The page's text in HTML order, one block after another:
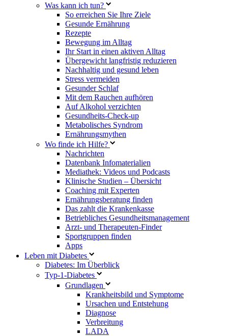
Was kann ich tun?
So erreichen Sie Ihre Ziele
Gesunde Ernährung
Rezepte
Bewegung im Alltag
Ihr Start in einen aktiven Alltag
Übergewicht langfristig reduzieren
Nachhaltig und gesund leben
Stress vermeiden
Gesunder Schlaf
Mit dem Rauchen aufhören
Auf Alkohol verzichten
Gesundheits-Check-up
Metabolisches Syndrom
Ernährungsmythen
Wo finde ich Hilfe?
Nachrichten
Datenbank Infomaterialien
Mediathek: Videos und Podcasts
Klinische Studien – Übersicht
Coaching mit Experten
Ernährungsberatung finden
Das zahlt die Krankenkasse
Betriebliches Gesundheitsmanagement
Arzt- und Therapeuten-Finder
Sportgruppen finden
Apps
Leben mit Diabetes
Diabetes: Im Überblick
Typ-1-Diabetes
Grundlagen
Krankheitsbild und Symptome
Ursachen und Entstehung
Diagnose
Verbreitung
LADA